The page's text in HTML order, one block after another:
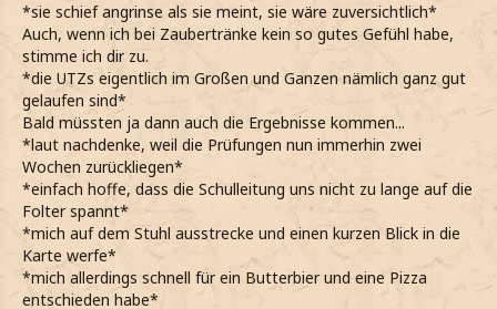
*sie schief angrinse als sie meint, sie wäre zuversichtlich*
Auch, wenn ich bei Zaubertränke kein so gutes Gefühl habe,
stimme ich dir zu.
*die UTZs eigentlich im Großen und Ganzen nämlich ganz gut
gelaufen sind*
Bald müssten ja dann auch die Ergebnisse kommen...
*laut nachdenke, weil die Prüfungen nun immerhin zwei
Wochen zurückliegen*
*einfach hoffe, dass die Schulleitung uns nicht zu lange auf die
Folter spannt*
*mich auf dem Stuhl ausstrecke und einen kurzen Blick in die
Karte werfe*
*mich allerdings schnell für ein Butterbier und eine Pizza
entschieden habe*